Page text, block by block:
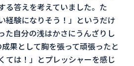
る答えを考えていました。た
経験になりそう！」というだけ
た自分の浅はかさにうんざりし
果として胸を張って頑張ったと
ては！」とプレッシャーを感じ